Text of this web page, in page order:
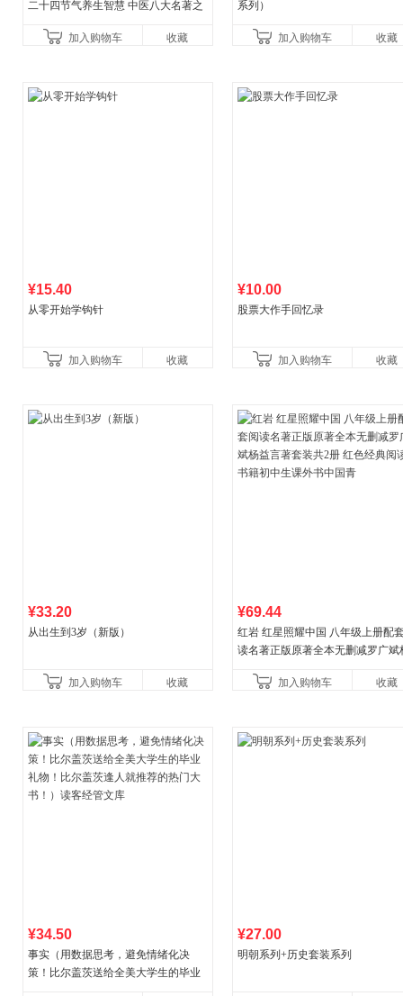
二十四节气养生智慧 中医八大名著之
加入购物车
收藏
系列）
加入购物车 收藏
¥15.40
从零开始学钩针
加入购物车 收藏
¥10.00
股票大作手回忆录
加入购物车 收藏
¥33.20
从出生到3岁（新版）
加入购物车 收藏
¥69.44
红岩 红星照耀中国 八年级上册配
读名著正版原著全本无删减罗广斌
初中生课外书中国青
加入购物车 收藏
¥34.50
事实（用数据思考，避免情绪化决
策！比尔盖茨送给全美大学生的毕业
¥27.00
明朝系列+历史套装系列